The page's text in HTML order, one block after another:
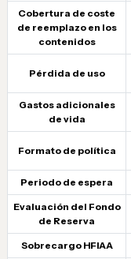
Cobertura de coste
de reemplazo en los
contenidos
Pérdida de uso
Gastos adicionales
de vida
Formato de política
Periodo de espera
Evaluación del Fondo
de Reserva
Sobrecargo HFIAA